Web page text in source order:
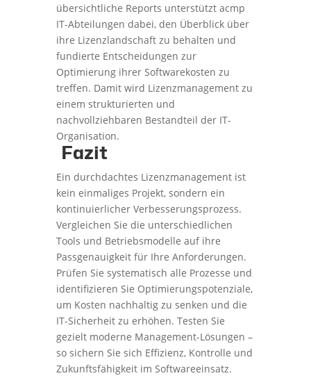
übersichtliche Reports unterstützt acmp
IT-Abteilungen dabei, den Überblick über
ihre Lizenzlandschaft zu behalten und
fundierte Entscheidungen zur
Optimierung ihrer Softwarekosten zu
treffen. Damit wird Lizenzmanagement zu
einem strukturierten und
nachvollziehbaren Bestandteil der IT-
Organisation.
Fazit
Ein durchdachtes Lizenzmanagement ist
kein einmaliges Projekt, sondern ein
kontinuierlicher Verbesserungsprozess.
Vergleichen Sie die unterschiedlichen
Tools und Betriebsmodelle auf ihre
Passgenauigkeit für Ihre Anforderungen.
Prüfen Sie systematisch alle Prozesse und
identifizieren Sie Optimierungspotenziale,
um Kosten nachhaltig zu senken und die
IT-Sicherheit zu erhöhen. Testen Sie
gezielt moderne Management-Lösungen –
so sichern Sie sich Effizienz, Kontrolle und
Zukunftsfähigkeit im Softwareeinsatz.